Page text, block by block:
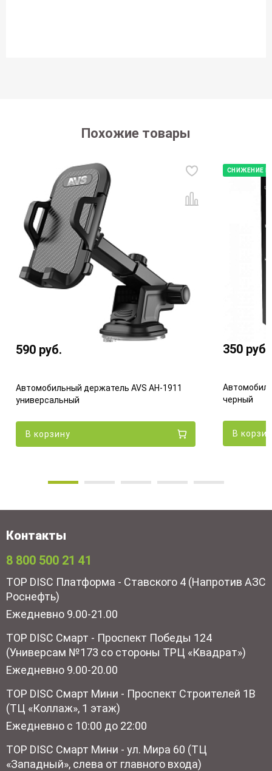
Похожие товары
590 руб.
Автомобильный держатель AVS AH-1911
универсальный
В корзину
СНИЖЕНИЕ
350 руб.
черный
В
Контакты
8 800 500 21 41
TOP DISC Платформа - Ставского 4 (Напротив АЗС
Роснефть)
Ежедневно 9.00-21.00
TOP DISC Смарт - Проспект Победы 124
(Универсам №173 со стороны ТРЦ «Квадрат»)
Ежедневно 9.00-20.00
TOP DISC Смарт Мини - Проспект Строителей 1В
(ТЦ «Коллаж», 1 этаж)
Ежедневно с 10:00 до 22:00
TOP DISC Смарт Мини - ул. Мира 60 (ТЦ
«Западный», слева от главного входа)